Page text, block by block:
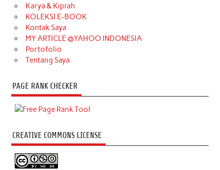
Karya & Kiprah
KOLEKSI E-BOOK
Kontak Saya
MY ARTICLE @YAHOO INDONESIA
Portofolio
Tentang Saya
PAGE RANK CHECKER
CREATIVE COMMONS LICENSE